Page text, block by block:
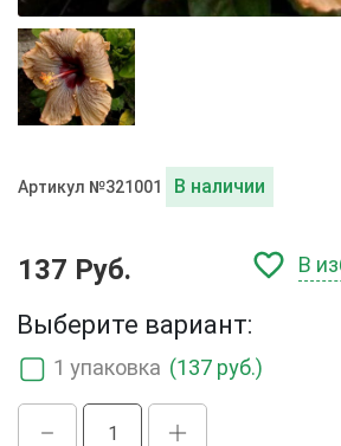
Артикул №321001 В наличии
137 Руб. В
Выберите вариант:
1 упаковка (137 руб.)